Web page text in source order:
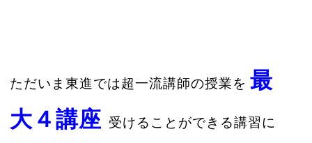
ただいま東進では超一流講師の授業を 最
大４講座 受けることができる講習に